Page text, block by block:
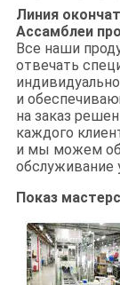
Линия
Ассамблеи
Все наши
отвечать
и
на заказ
каждого
и мы можем
обслуживание
Показ